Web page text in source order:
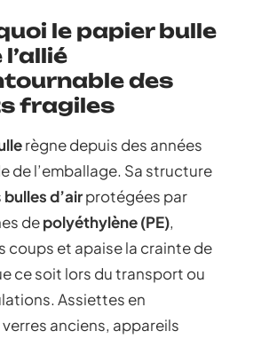
le papier bulle
des
fragiles
règne depuis des années
de l’emballage. Sa structure
bulles d’airprotégées par
depolyéthylène (PE),
coups et apaise la crainte de
ce soit lors du transport ou
Assiettes en
anciens, appareils